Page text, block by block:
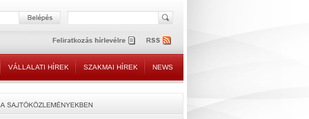
VÁLLALATI HÍREK SZAKMAI HÍREK NEWS